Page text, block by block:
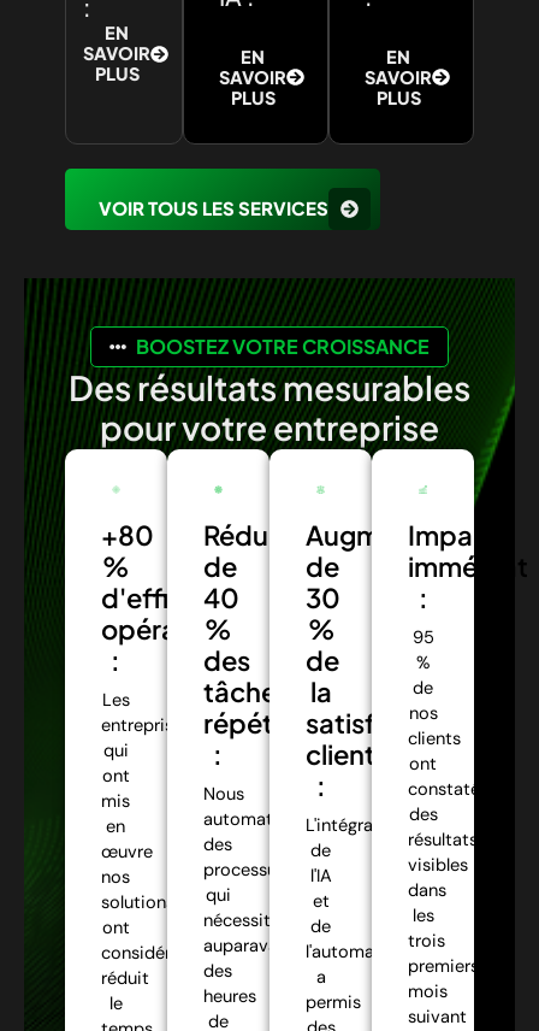
:
EN
SAVOIR
PLUS
EN
SAVOIR
PLUS
EN
SAVOIR
PLUS
VOIR TOUS LES SERVICES
BOOSTEZ VOTRE CROISSANCE
Des résultats mesurables
pour votre entreprise
+80
%
d'efficacité
opérationnelle
:
Les
entreprises
qui
ont
mis
en
œuvre
nos
solutions
ont
considérablement
réduit
le
Réduction
de
40
%
des
tâches
répétitives
:
Nous
automatisons
des
processus
qui
nécessitaient
auparavant
des
heures
de
Augmentation
de
30
%
de
la
satisfaction
client
:
L'intégration
de
l'IA
et
de
l'automatisation
a
permis
Impact
immédiat
:
95
%
de
nos
clients
ont
constaté
des
résultats
visibles
dans
les
trois
premiers
mois
suivant